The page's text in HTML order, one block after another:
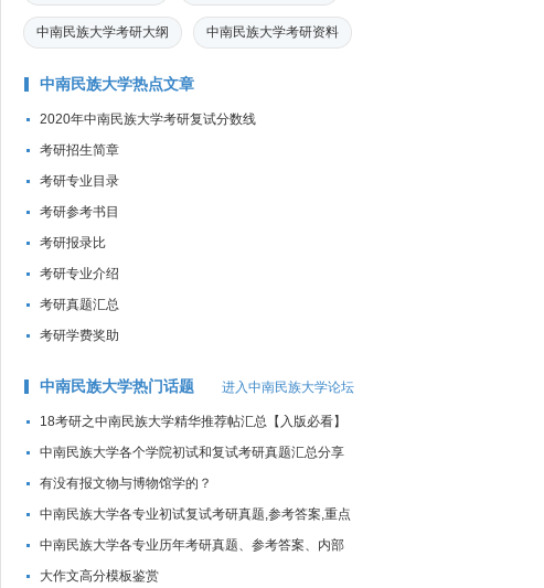
中南民族大学考研大纲 中南民族大学考研资料
中南民族大学热点文章
2020年中南民族大学考研复试分数线
考研招生简章
考研专业目录
考研参考书目
考研报录比
考研专业介绍
考研真题汇总
考研学费奖助
中南民族大学热门话题 进入中南民族大学论坛
18考研之中南民族大学精华推荐帖汇总【入版必看】
中南民族大学各个学院初试和复试考研真题汇总分享
有没有报文物与博物馆学的？
中南民族大学各专业初试复试考研真题,参考答案,重点
范围
中南民族大学各专业历年考研真题、参考答案、内部
笔记
大作文高分模板鉴赏